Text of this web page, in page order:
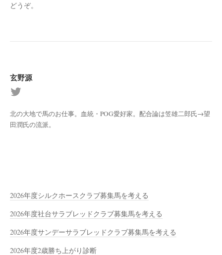
どうぞ。
玄野源
北の大地で馬のお仕事。血統・POG愛好家。配合論は笠雄二郎氏→望
田潤氏の流派。
2026年度シルクホースクラブ募集馬を考える
2026年度社台サラブレッドクラブ募集馬を考える
2026年度サンデーサラブレッドクラブ募集馬を考える
2026年度2歳勝ち上がり診断